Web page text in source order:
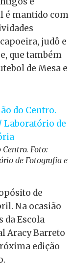
é mantido com
judô e
que também
de Mesa e
Foto:
de Fotografia e
de
Na ocasião
da Escola
Aracy Barreto
edição